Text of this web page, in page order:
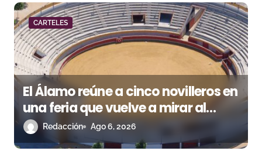
CARTELES
El Álamo reúne a cinco novilleros en
una feria que vuelve a mirar al
futuroRedacción Ago 6, 2026